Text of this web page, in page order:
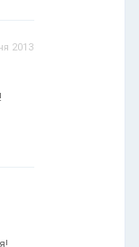
2013